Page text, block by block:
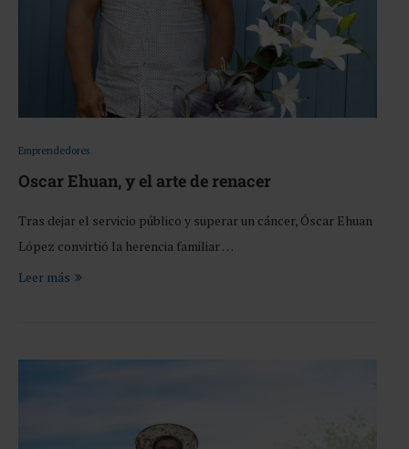
Emprendedores
Oscar Ehuan, y el arte de renacer
Tras dejar el servicio público y superar un cáncer, Óscar Ehuan
López convirtió la herencia familiar …
Leer más